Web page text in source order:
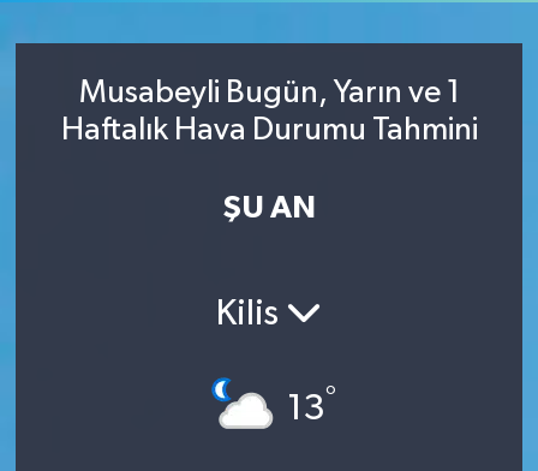
Musabeyli Bugün, Yarın ve 1
Haftalık Hava Durumu Tahmini
ŞU AN
Kilis
13°
Tüm Manşetler